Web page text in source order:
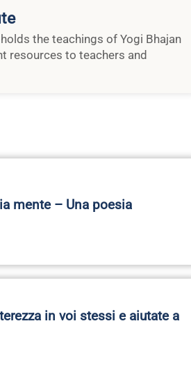
the teachings of Yogi Bhajan
resources to teachers and
mente – Una poesia
in voi stessi e aiutate a